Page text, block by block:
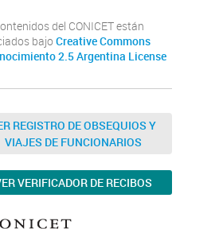
del CONICET están
bajo Creative Commons
2.5 Argentina License
REGISTRO DE OBSEQUIOS Y
VIAJES DE FUNCIONARIOS
VERIFICADOR DE RECIBOS